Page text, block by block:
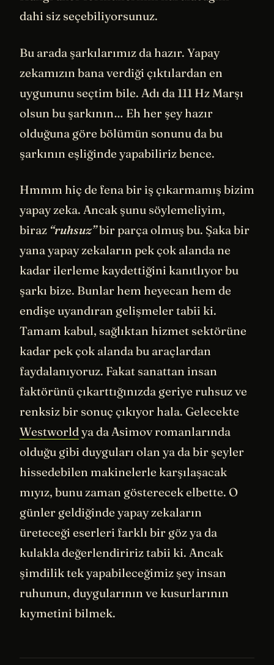
dahi siz seçebiliyorsunuz.
Bu arada şarkılarımız da hazır. Yapay
zekamızın bana verdiği çıktılardan en
uygununu seçtim bile. Adı da 111 Hz Marşı
olsun bu şarkının… Eh her şey hazır
olduğuna göre bölümün sonunu da bu
şarkının eşliğinde yapabiliriz bence.
Hmmm hiç de fena bir iş çıkarmamış bizim
yapay zeka. Ancak şunu söylemeliyim,
biraz “ruhsuz”bir parça olmuş bu. Şaka bir
yana yapay zekaların pek çok alanda ne
kadar ilerleme kaydettiğini kanıtlıyor bu
şarkı bize. Bunlar hem heyecan hem de
endişe uyandıran gelişmeler tabii ki.
Tamam kabul, sağlıktan hizmet sektörüne
kadar pek çok alanda bu araçlardan
faydalanıyoruz. Fakat sanattan insan
faktörünü çıkarttığınızda geriye ruhsuz ve
renksiz bir sonuç çıkıyor hala. Gelecekte
Westworldya da Asimov romanlarında
olduğu gibi duyguları olan ya da bir şeyler
hissedebilen makinelerle karşılaşacak
mıyız, bunu zaman gösterecek elbette. O
günler geldiğinde yapay zekaların
üreteceği eserleri farklı bir göz ya da
kulakla değerlendiririz tabii ki. Ancak
şimdilik tek yapabileceğimiz şey insan
ruhunun, duygularının ve kusurlarının
kıymetini bilmek.